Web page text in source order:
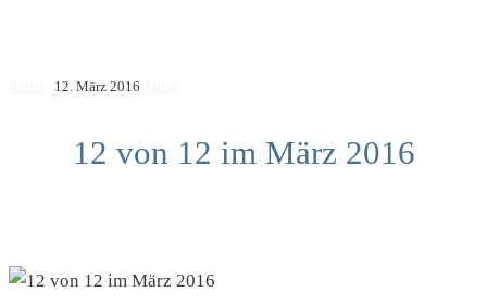
12. März 2016
12 von 12 im März 2016